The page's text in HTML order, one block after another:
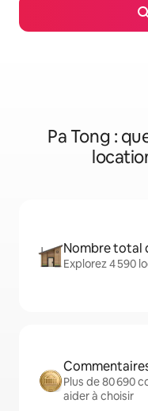
Pa Tong :
Nombre total
Explorez 4 590
Plus de 80 690
aider à choisir